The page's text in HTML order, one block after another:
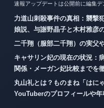
速報アップデートは公開前に編集デ
力道山刺殺事件の真相：襲撃
娘説、与謝野晶子と木村雅彦
二千翔（服部二千翔）の実父
キャサリン妃の現在の状況：
関係・メーガン妃比較までを
丸山礼とは？ものまね「はに
YouTuberのプロフィールや